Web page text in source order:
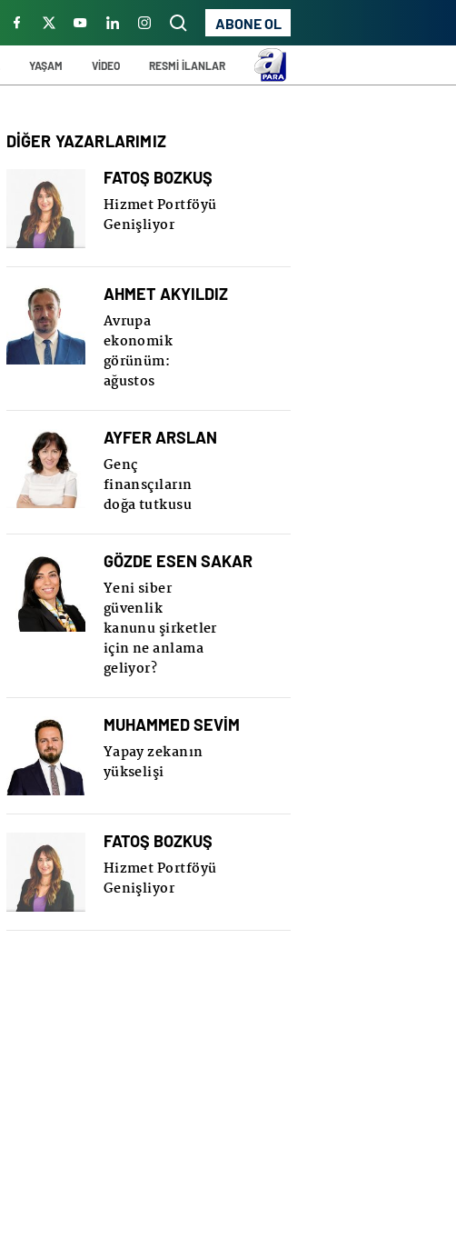
ABONE OL
YAŞAM VİDEO RESMİ İLANLAR
DİĞER YAZARLARIMIZ
FATOŞ BOZKUŞ
Hizmet Portföyü
Genişliyor
AHMET AKYILDIZ
Avrupa
ekonomik
görünüm:
ağustos
AYFER ARSLAN
Genç
finansçıların
doğa tutkusu
GÖZDE ESEN SAKAR
Yeni siber
güvenlik
kanunu şirketler
için ne anlama
geliyor?
MUHAMMED SEVİM
Yapay zekanın
yükselişi
FATOŞ BOZKUŞ
Hizmet Portföyü
Genişliyor